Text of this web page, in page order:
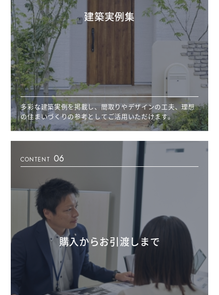
建築実例集
多彩な建築実例を掲載し、間取りやデザインの工夫、理想
の住まいづくりの参考としてご活用いただけます。
CONTENT 06
購入からお引渡しまで